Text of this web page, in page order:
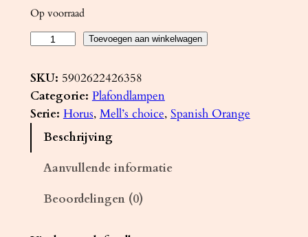
Op voorraad
a
f
o
Toevoegen aan winkelwagen
SKU: 5902622426358
Categorie: Plafondlampen
Serie: Horus, Mell’s choice, Spanish Orange
Beschrijving
Aanvullende informatie
Beoordelingen (0)